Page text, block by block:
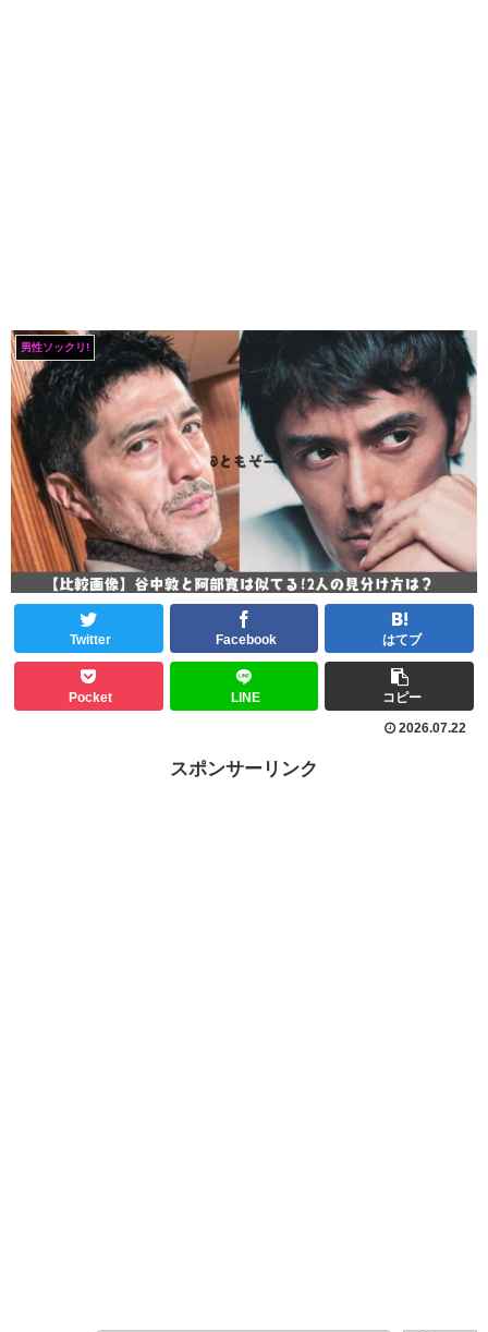
男性ソックリ!
Twitter Facebook はてブ
Pocket LINE
コピー
2026.07.22
スポンサーリンク